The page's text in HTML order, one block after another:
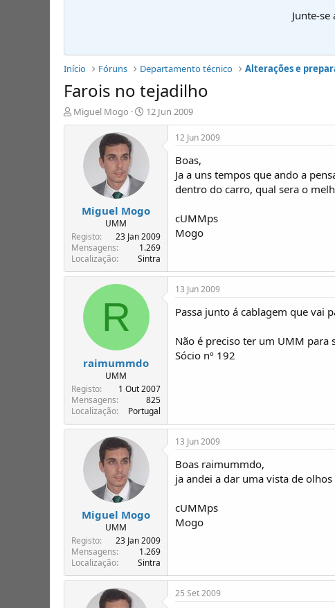
Junte-
Início Fóruns Departamento técnico Alterações e
Farois no tejadilho
I
n
e
T
ó
p
Miguel Mogo
D
a
a
d
e
í
i
o
12 Jun 2009
Miguel Mogo
UMM
Registo
23 Jan 2009
Mensagens
1.269
Localização
Sintra
12 Jun 2009
Boas,
Ja a uns tempos que ando a
dentro do carro, qual sera o
cUMMps
Mogo
R
raimummdo
UMM
Registo
1 Out 2007
Mensagens
825
Localização
Portugal
13 Jun 2009
Passa junto á cablagem que vai
Não é preciso ter um UMM para
Sócio nº 192
Miguel Mogo
UMM
Registo
23 Jan 2009
Mensagens
1.269
Localização
Sintra
13 Jun 2009
Boas raimummdo,
ja andei a dar uma vista de
cUMMps
Mogo
25 Set 2009